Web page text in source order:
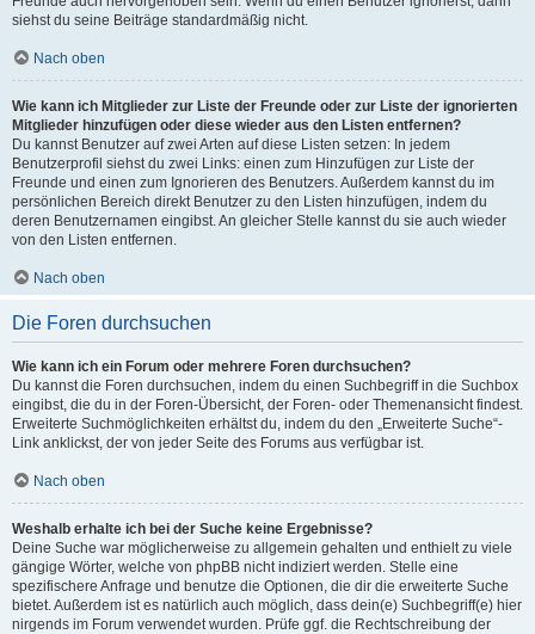
siehst du seine Beiträge standardmäßig nicht.
Nach oben
Wie kann ich Mitglieder zur Liste der Freunde oder zur Liste der ignorierten
Mitglieder hinzufügen oder diese wieder aus den Listen entfernen?
Du kannst Benutzer auf zwei Arten auf diese Listen setzen: In jedem
Benutzerprofil siehst du zwei Links: einen zum Hinzufügen zur Liste der
Freunde und einen zum Ignorieren des Benutzers. Außerdem kannst du im
persönlichen Bereich direkt Benutzer zu den Listen hinzufügen, indem du
deren Benutzernamen eingibst. An gleicher Stelle kannst du sie auch wieder
von den Listen entfernen.
Nach oben
Die Foren durchsuchen
Wie kann ich ein Forum oder mehrere Foren durchsuchen?
Du kannst die Foren durchsuchen, indem du einen Suchbegriff in die Suchbox
eingibst, die du in der Foren-Übersicht, der Foren- oder Themenansicht findest.
Erweiterte Suchmöglichkeiten erhältst du, indem du den „Erweiterte Suche“-
Link anklickst, der von jeder Seite des Forums aus verfügbar ist.
Nach oben
Weshalb erhalte ich bei der Suche keine Ergebnisse?
Deine Suche war möglicherweise zu allgemein gehalten und enthielt zu viele
gängige Wörter, welche von phpBB nicht indiziert werden. Stelle eine
spezifischere Anfrage und benutze die Optionen, die dir die erweiterte Suche
bietet. Außerdem ist es natürlich auch möglich, dass dein(e) Suchbegriff(e) hier
nirgends im Forum verwendet wurden. Prüfe ggf. die Rechtschreibung der